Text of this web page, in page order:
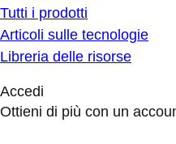
Tutti i prodotti
Articoli sulle tecnologie
Libreria delle risorse
Accedi
Ottieni di più con un